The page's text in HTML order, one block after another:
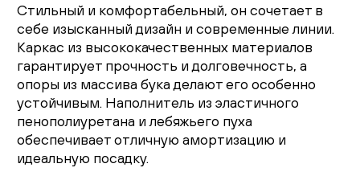
Стильный и комфортабельный, он сочетает в
себе изысканный дизайн и современные линии.
Каркас из высококачественных материалов
гарантирует прочность и долговечность, а
опоры из массива бука делают его особенно
устойчивым. Наполнитель из эластичного
пенополиуретана и лебяжьего пуха
обеспечивает отличную амортизацию и
идеальную посадку.